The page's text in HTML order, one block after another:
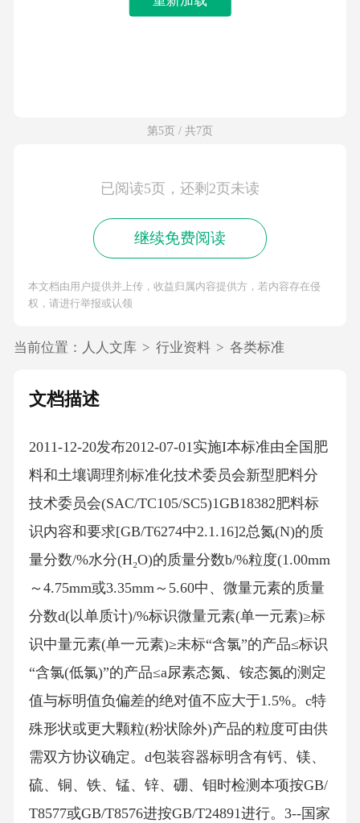
第5页 / 共7页
已阅读5页，还剩2页未读
继续免费阅读
本文档由用户提供并上传，收益归属内容提供方，若内容存在侵
权，请进行举报或认领
当前位置： 人人文库 > 行业资料 > 各类标准
文档描述
2011-12-20发布2012-07-01实施I本标准由全国肥
料和土壤调理剂标准化技术委员会新型肥料分
技术委员会(SAC/TC105/SC5)1GB18382肥料标
识内容和要求[GB/T6274中2.1.16]2总氮(N)的质
量分数/%水分(H₂O)的质量分数b/%粒度(1.00mm
～4.75mm或3.35mm～5.60中、微量元素的质量
分数d(以单质计)/%标识微量元素(单一元素)≥标
识中量元素(单一元素)≥未标“含氯”的产品≤标识
“含氯(低氯)”的产品≤a尿素态氮、铵态氮的测定
值与标明值负偏差的绝对值不应大于1.5%。c特
殊形状或更大颗粒(粉状除外)产品的粒度可由供
需双方协议确定。d包装容器标明含有钙、镁、
硫、铜、铁、锰、锌、硼、钼时检测本项按GB/
T8577或GB/T8576进按GB/T24891进行。3--国家